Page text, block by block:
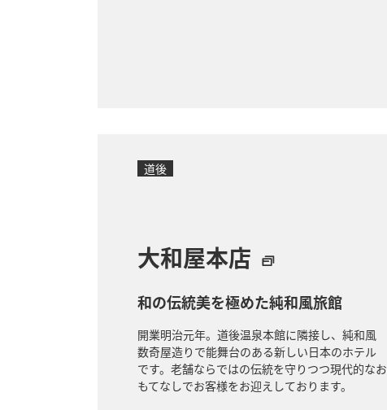
道後
大和屋本店
和の伝統美を極めた純和風旅館
開業明治元年。道後温泉本館に隣接し、純和風
数奇屋造りで能舞台のある新しい日本のホテル
です。老舗ならではの伝統を守りつつ現代的なお
もてなしでお客様をお迎えしております。